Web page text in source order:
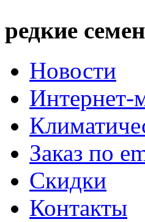
редкие
Новости
Интернет-
Заказ по
Скидки
Контакты